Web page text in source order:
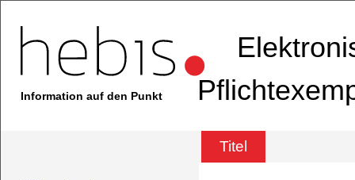
Information auf den Punkt
Titel